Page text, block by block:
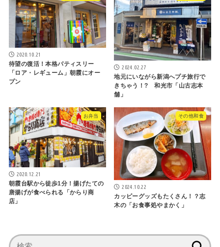
2020.10.21
待望の復活！本格パティスリー
「ロア・レギューム」朝霞にオー
プン
2024.02.27
地元にいながら新潟へプチ旅行で
きちゃう！? 和光市「山古志本
舗」
お弁当
2020.12.21
朝霞台駅から徒歩1分！揚げたての
唐揚げが食べられる「からり商
店」
その他和食
2024.10.22
カッピーグッズもたくさん！？志
木の「お食事処やまかく」